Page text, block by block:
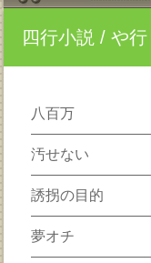
四行小説 / や行
八百万
汚せない
誘拐の目的
夢オチ